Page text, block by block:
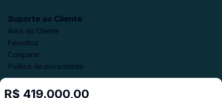
R$ 419.000,00
Suporte ao Cliente
Área do Cliente
Favoritos
Comparar
Política de privacidade